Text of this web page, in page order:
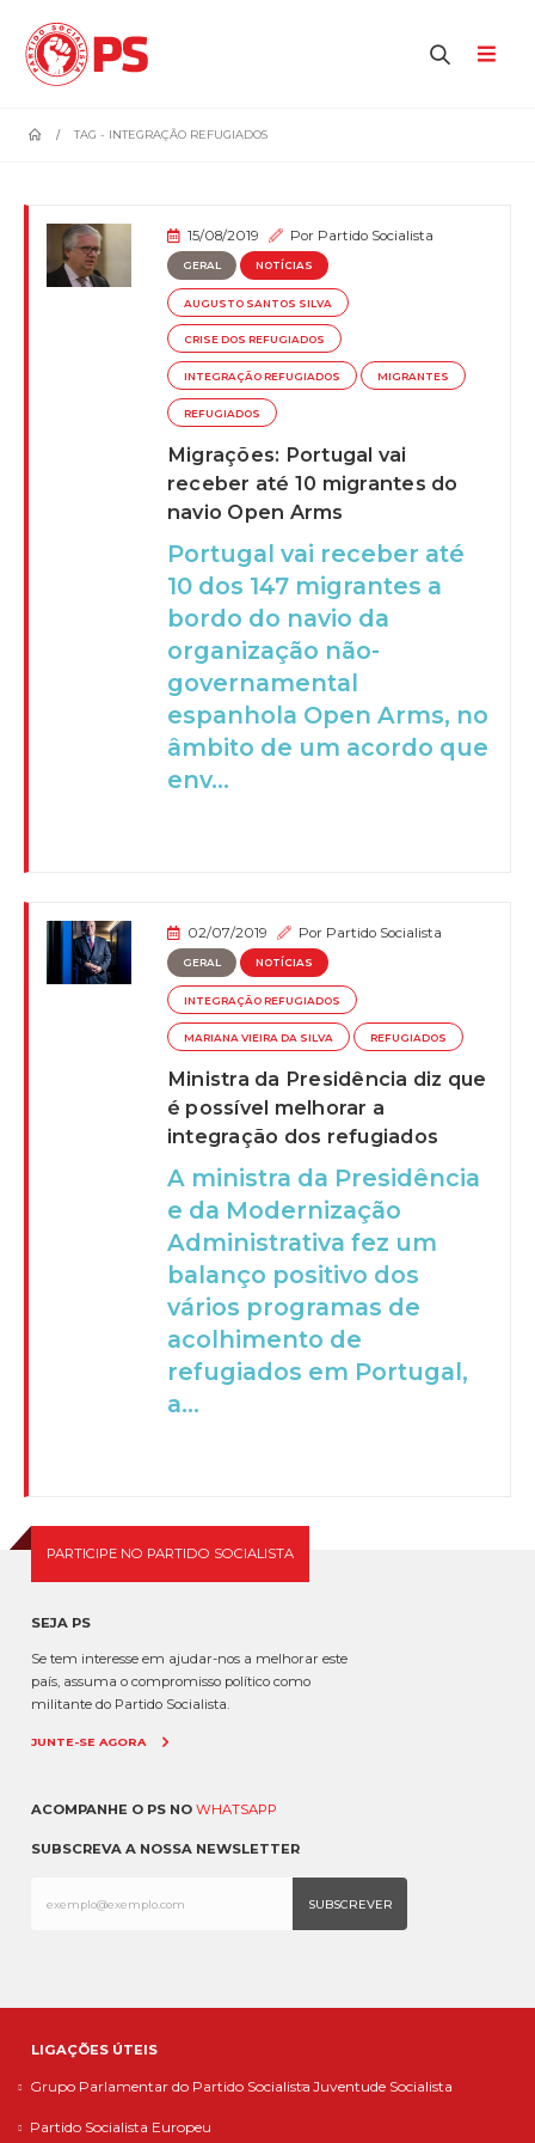
TAG - INTEGRAÇÃO REFUGIADOS
15/08/2019 Por Partido Socialista
GERAL NOTÍCIAS
AUGUSTO SANTOS SILVA
CRISE DOS REFUGIADOS
INTEGRAÇÃO REFUGIADOS MIGRANTES
REFUGIADOS
Migrações: Portugal vai
receber até 10 migrantes do
navio Open Arms
Portugal vai receber até
10 dos 147 migrantes a
bordo do navio da
organização não-
governamental
espanhola Open Arms, no
âmbito de um acordo que
env...
02/07/2019 Por Partido Socialista
GERAL NOTÍCIAS
INTEGRAÇÃO REFUGIADOS
MARIANA VIEIRA DA SILVA REFUGIADOS
Ministra da Presidência diz que
é possível melhorar a
integração dos refugiados
A ministra da Presidência
e da Modernização
Administrativa fez um
balanço positivo dos
vários programas de
acolhimento de
refugiados em Portugal,
a...
PARTICIPE NO PARTIDO SOCIALISTA
SEJA PS
Se tem interesse em ajudar-nos a melhorar este
país, assuma o compromisso político como
militante do Partido Socialista.
JUNTE-SE AGORA
ACOMPANHE O PS NO WHATSAPP
SUBSCREVA A NOSSA NEWSLETTER
LIGAÇÕES ÚTEIS
Grupo Parlamentar do Partido Socialista Juventude Socialista
Partido Socialista Europeu